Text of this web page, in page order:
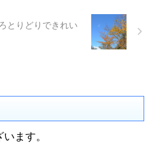
とりどりできれい
ます。